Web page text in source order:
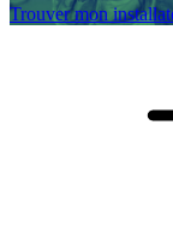
Trouver mon